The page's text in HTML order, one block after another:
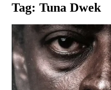
Tag: Tuna Dwek